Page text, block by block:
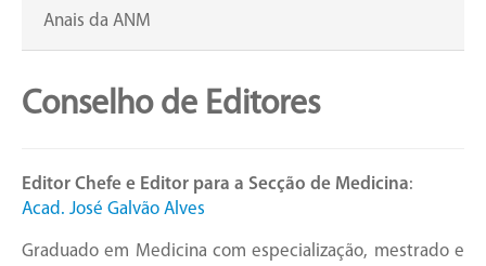
Anais da ANM
Conselho de Editores
Editor Chefe e Editor para a Secção de Medicina:
Acad. José Galvão Alves
Graduado em Medicina com especialização, mestrado e